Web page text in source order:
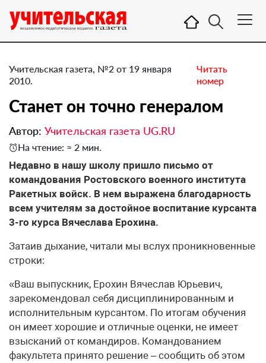
Учительская газета, №2 от 19 января
2010.
Читать
номер
Станет он точно генералом
Автор: Учительская газета UG.RU
На чтение: ≈ 2 мин.
Недавно в нашу школу пришло письмо от
командования Ростовского военного института
Ракетных войск. В нем выражена благодарность
всем учителям за достойное воспитание курсанта
3-го курса Вячеслава Ерохина.
Затаив дыхание, читали мы вслух проникновенные
строки:
«Ваш выпускник, Ерохин Вячеслав Юрьевич,
зарекомендовал себя дисциплинированным и
исполнительным курсантом. По итогам обучения
он имеет хорошие и отличные оценки, не имеет
взысканий от командиров. Командованием
факультета принято решение – сообщить об этом